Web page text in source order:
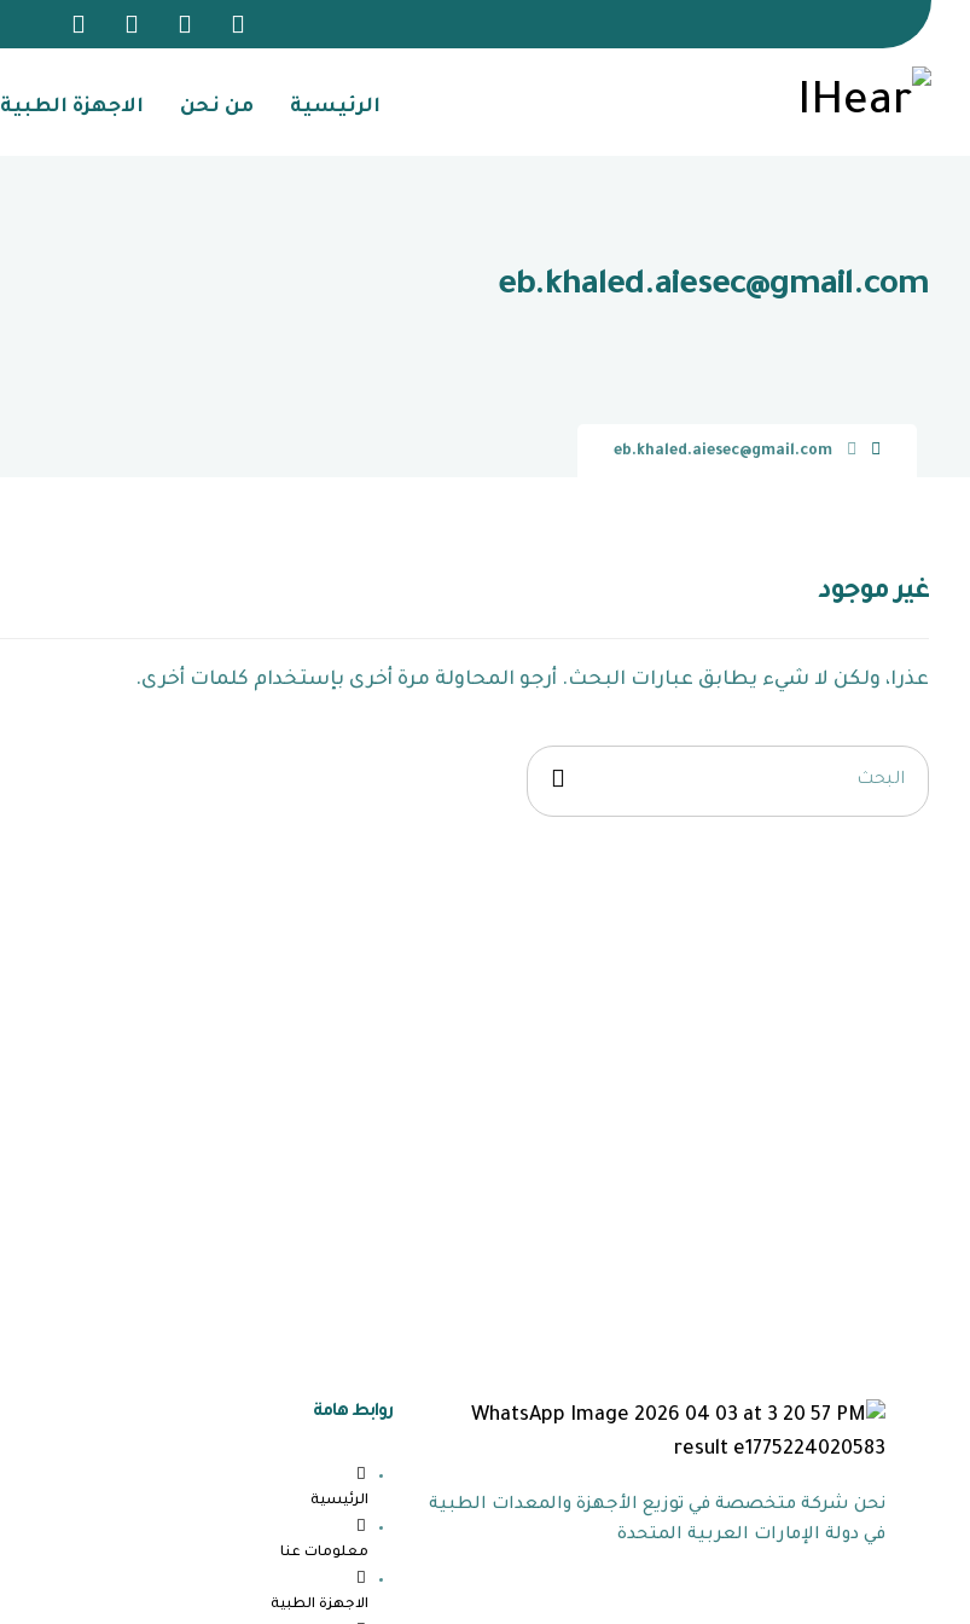
الرئيسية من نحن الاجهزة الطبية
eb.khaled.aiesec@gmail.com
eb.khaled.aiesec@gmail.com
غير موجود
عذرا، ولكن لا شيء يطابق عبارات البحث. أرجو المحاولة مرة أخرى بإستخدام كلمات أخرى.
نحن شركة متخصصة في توزيع الأجهزة والمعدات الطبية
في دولة الإمارات العربية المتحدة
روابط هامة
الرئيسية
معلومات عنا
الاجهزة الطبية